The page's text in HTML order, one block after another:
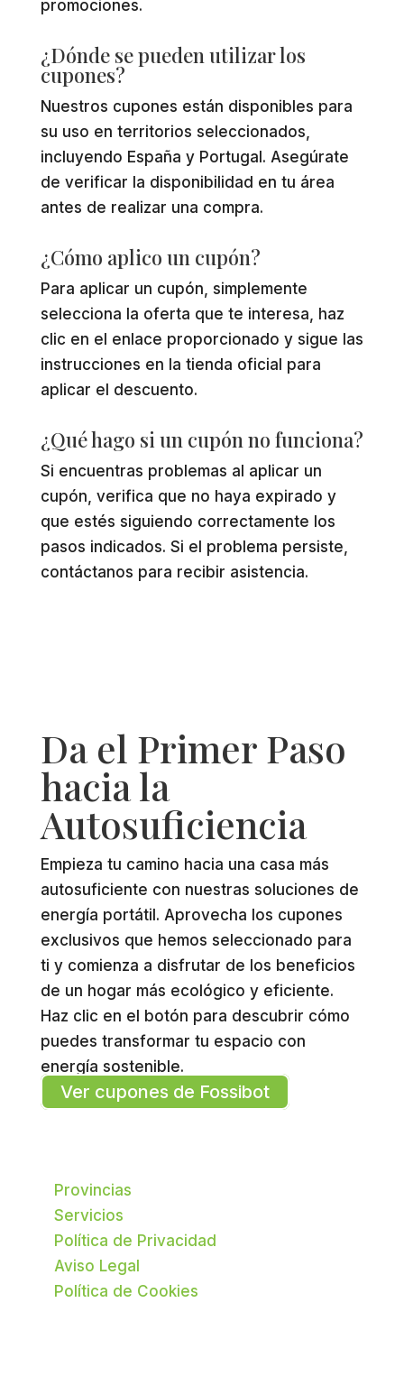
promociones.
¿Dónde se pueden utilizar los
cupones?
Nuestros cupones están disponibles para
su uso en territorios seleccionados,
incluyendo España y Portugal. Asegúrate
de verificar la disponibilidad en tu área
antes de realizar una compra.
¿Cómo aplico un cupón?
Para aplicar un cupón, simplemente
selecciona la oferta que te interesa, haz
clic en el enlace proporcionado y sigue las
instrucciones en la tienda oficial para
aplicar el descuento.
¿Qué hago si un cupón no funciona?
Si encuentras problemas al aplicar un
cupón, verifica que no haya expirado y
que estés siguiendo correctamente los
pasos indicados. Si el problema persiste,
contáctanos para recibir asistencia.
Da el Primer Paso
hacia la
Autosuficiencia
Empieza tu camino hacia una casa más
autosuficiente con nuestras soluciones de
energía portátil. Aprovecha los cupones
exclusivos que hemos seleccionado para
ti y comienza a disfrutar de los beneficios
de un hogar más ecológico y eficiente.
Haz clic en el botón para descubrir cómo
puedes transformar tu espacio con
energía sostenible.
Ver cupones de Fossibot
Provincias
Servicios
Política de Privacidad
Aviso Legal
Política de Cookies